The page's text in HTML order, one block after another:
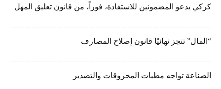
كركي يدعو المضمونين للاستفادة، فوراً، من قانون تعليق المهل
“المال” تنجز نهائيًا قانون إصلاح المصارف
الصناعة تواجه مطبات المحروقات والتصدير